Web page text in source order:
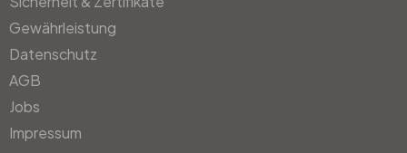
Gewährleistung
Datenschutz
AGB
Jobs
Impressum